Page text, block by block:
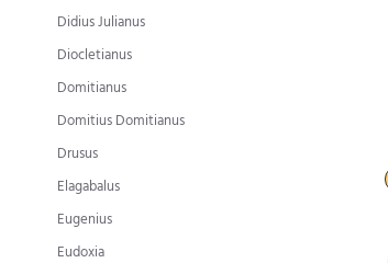
Didius Julianus
Diocletianus
Domitianus
Domitius Domitianus
Drusus
Elagabalus
Eugenius
Eudoxia